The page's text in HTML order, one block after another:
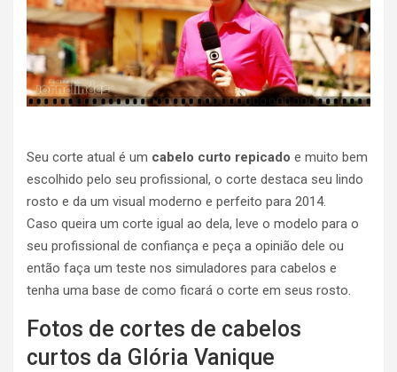
Seu corte atual é um cabelo curto repicado e muito bem
escolhido pelo seu profissional, o corte destaca seu lindo
rosto e da um visual moderno e perfeito para 2014.
Caso queira um corte igual ao dela, leve o modelo para o
seu profissional de confiança e peça a opinião dele ou
então faça um teste nos simuladores para cabelos e
tenha uma base de como ficará o corte em seus rosto.
Fotos de cortes de cabelos
curtos da Glória Vanique